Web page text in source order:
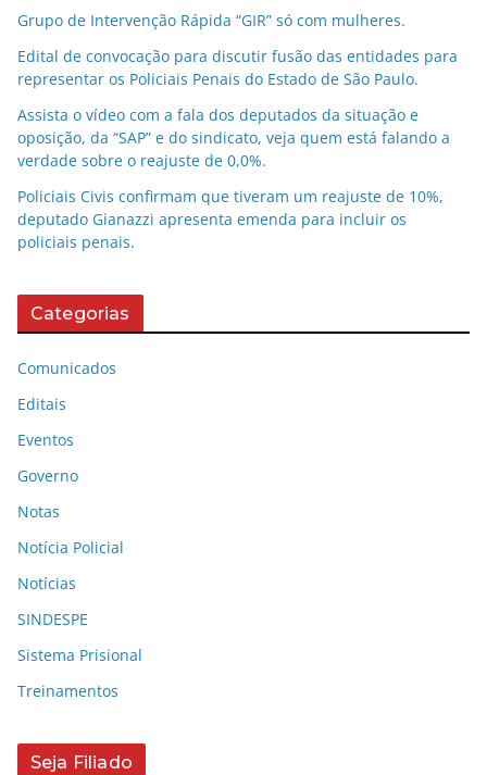
Grupo de Intervenção Rápida “GIR” só com mulheres.
Edital de convocação para discutir fusão das entidades para
representar os Policiais Penais do Estado de São Paulo.
Assista o vídeo com a fala dos deputados da situação e
oposição, da “SAP” e do sindicato, veja quem está falando a
verdade sobre o reajuste de 0,0%.
Policiais Civis confirmam que tiveram um reajuste de 10%,
deputado Gianazzi apresenta emenda para incluir os
policiais penais.
Categorias
Comunicados
Editais
Eventos
Governo
Notas
Notícia Policial
Notícias
SINDESPE
Sistema Prisional
Treinamentos
Seja Filiado